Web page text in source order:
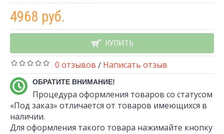
4968 руб.
КУПИТЬ
0 отзывов / Написать отзыв
ОБРАТИТЕ ВНИМАНИЕ!
Процедура оформления товаров со статусом
«Под заказ» отличается от товаров имеющихся в
наличии.
Для оформления такого товара нажимайте кнопку